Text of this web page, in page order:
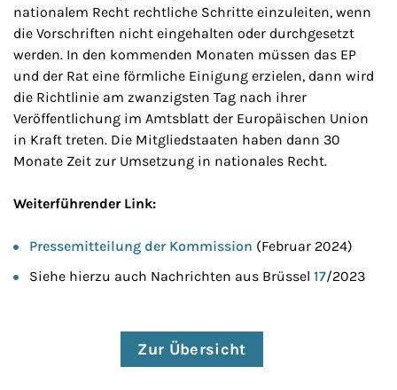
nationalem Recht rechtliche Schritte einzuleiten, wenn
die Vorschriften nicht eingehalten oder durchgesetzt
werden. In den kommenden Monaten müssen das EP
und der Rat eine förmliche Einigung erzielen, dann wird
die Richtlinie am zwanzigsten Tag nach ihrer
Veröffentlichung im Amtsblatt der Europäischen Union
in Kraft treten. Die Mitgliedstaaten haben dann 30
Monate Zeit zur Umsetzung in nationales Recht.
Weiterführender Link:
Pressemitteilung der Kommission (Februar 2024)
Siehe hierzu auch Nachrichten aus Brüssel 17/2023
Zur Übersicht